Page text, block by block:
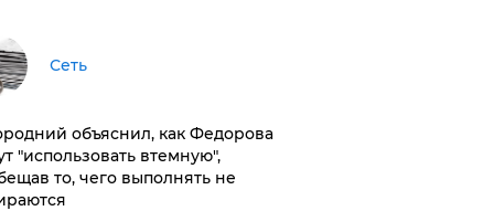
Сеть
объяснил, как Федорова
"использовать втемную",
то, чего выполнять не